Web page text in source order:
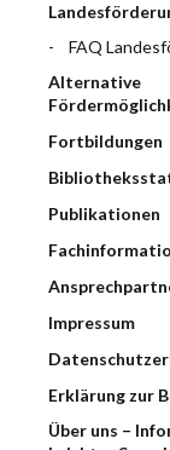
FAQ
Alternative
Fortbildungen
Publikationen
Impressum
Erklärung zur
Über uns –